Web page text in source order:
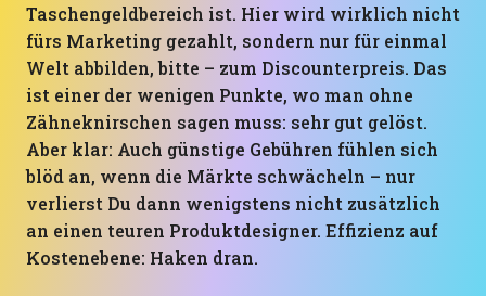
Taschengeldbereich ist. Hier wird wirklich nicht
fürs Marketing gezahlt, sondern nur für einmal
Welt abbilden, bitte – zum Discounterpreis. Das
ist einer der wenigen Punkte, wo man ohne
Zähneknirschen sagen muss: sehr gut gelöst.
Aber klar: Auch günstige Gebühren fühlen sich
blöd an, wenn die Märkte schwächeln – nur
verlierst Du dann wenigstens nicht zusätzlich
an einen teuren Produktdesigner. Effizienz auf
Kostenebene: Haken dran.